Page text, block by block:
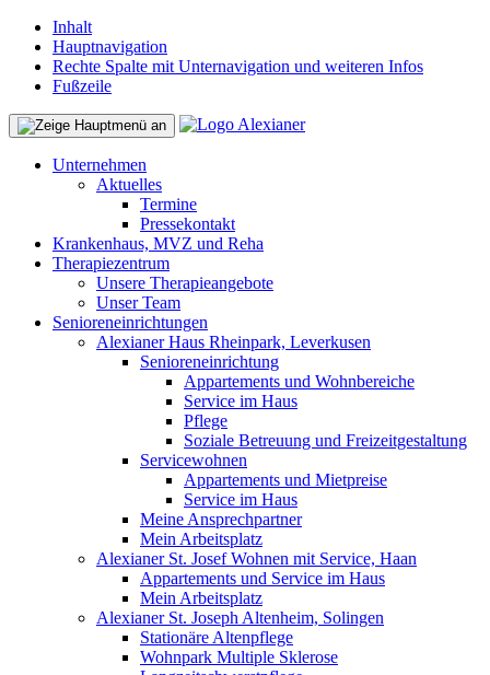
Inhalt
Hauptnavigation
Rechte Spalte mit Unternavigation und weiteren Infos
Fußzeile
Unternehmen
Aktuelles
Termine
Pressekontakt
Krankenhaus, MVZ und Reha
Therapiezentrum
Unsere Therapieangebote
Unser Team
Senioreneinrichtungen
Alexianer Haus Rheinpark, Leverkusen
Senioreneinrichtung
Appartements und Wohnbereiche
Service im Haus
Pflege
Soziale Betreuung und Freizeitgestaltung
Servicewohnen
Appartements und Mietpreise
Service im Haus
Meine Ansprechpartner
Mein Arbeitsplatz
Alexianer St. Josef Wohnen mit Service, Haan
Appartements und Service im Haus
Mein Arbeitsplatz
Alexianer St. Joseph Altenheim, Solingen
Stationäre Altenpflege
Wohnpark Multiple Sklerose